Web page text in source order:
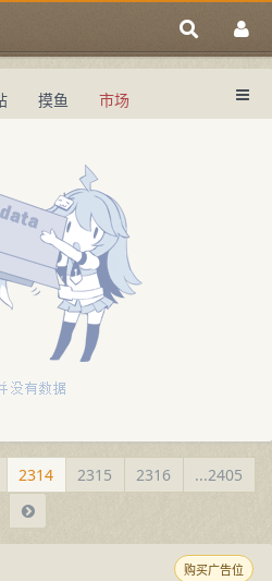
摸鱼 市场
- 大佬论坛
2314 2315 2316 ...2405
购买广告位